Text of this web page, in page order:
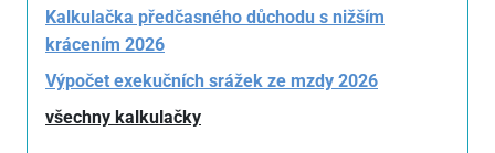
Kalkulačka předčasného důchodu s nižším
krácením 2026
Výpočet exekučních srážek ze mzdy 2026
všechny kalkulačky